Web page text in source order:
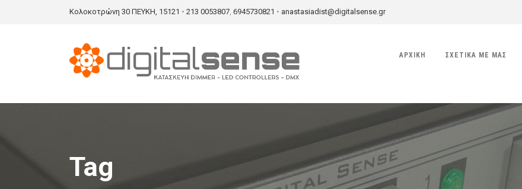
Κολοκοτρώνη 30 ΠΕΥΚΗ, 15121 • 213 0053807, 6945730821 • anastasiadist@digitalsense.gr
ΑΡΧΙΚΉ ΣΧΕΤΙΚΆ ΜΕ ΜΑΣ
Tag